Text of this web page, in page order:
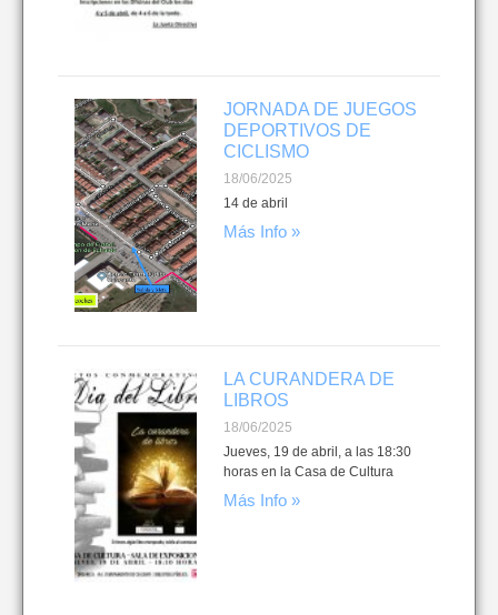
JORNADA DE JUEGOS
DEPORTIVOS DE
CICLISMO
18/06/2025
14 de abril
Más Info »
LA CURANDERA DE
LIBROS
18/06/2025
Jueves, 19 de abril, a las 18:30
horas en la Casa de Cultura
Más Info »